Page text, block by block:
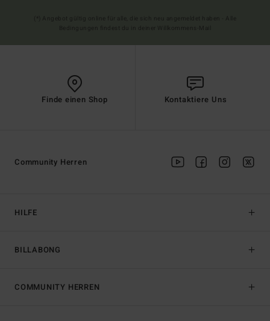
Finde einen Shop Kontaktiere Uns
HILFE
BILLABONG
Community Herren
COMMUNITY HERREN